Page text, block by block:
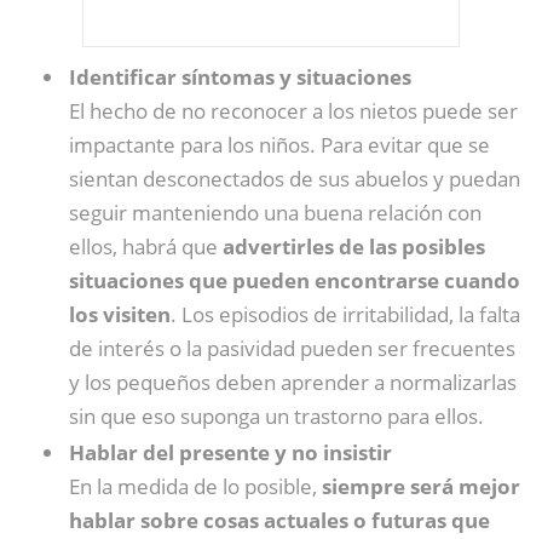
Identificar síntomas y situaciones
El hecho de no reconocer a los nietos puede ser
impactante para los niños. Para evitar que se
sientan desconectados de sus abuelos y puedan
seguir manteniendo una buena relación con
ellos, habrá que advertirles de las posibles
situaciones que pueden encontrarse cuando
los visiten. Los episodios de irritabilidad, la falta
de interés o la pasividad pueden ser frecuentes
y los pequeños deben aprender a normalizarlas
sin que eso suponga un trastorno para ellos.
Hablar del presente y no insistir
En la medida de lo posible, siempre será mejor
hablar sobre cosas actuales o futuras que